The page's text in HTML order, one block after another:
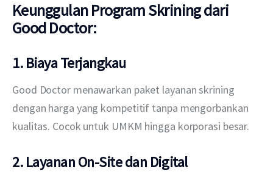
Keunggulan Program Skrining dari
Good Doctor:
1. Biaya Terjangkau
Good Doctor menawarkan paket layanan skrining
dengan harga yang kompetitif tanpa mengorbankan
kualitas. Cocok untuk UMKM hingga korporasi besar.
2. Layanan On-Site dan Digital